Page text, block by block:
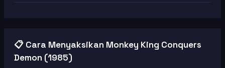
📋 Cara Menyaksikan Monkey King Conquers
Demon (1985)